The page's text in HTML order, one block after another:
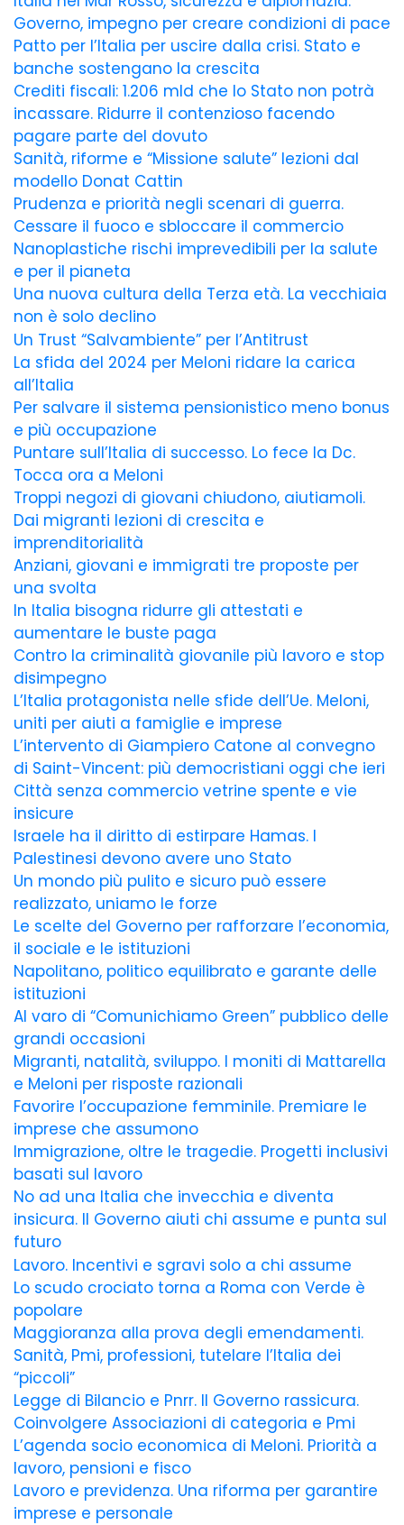
Governo, impegno per creare condizioni di pace
Patto per l’Italia per uscire dalla crisi. Stato e
banche sostengano la crescita
Crediti fiscali: 1.206 mld che lo Stato non potrà
incassare. Ridurre il contenzioso facendo
pagare parte del dovuto
Sanità, riforme e “Missione salute” lezioni dal
modello Donat Cattin
Prudenza e priorità negli scenari di guerra.
Cessare il fuoco e sbloccare il commercio
Nanoplastiche rischi imprevedibili per la salute
e per il pianeta
Una nuova cultura della Terza età. La vecchiaia
non è solo declino
Un Trust “Salvambiente” per l’Antitrust
La sfida del 2024 per Meloni ridare la carica
all’Italia
Per salvare il sistema pensionistico meno bonus
e più occupazione
Puntare sull’Italia di successo. Lo fece la Dc.
Tocca ora a Meloni
Troppi negozi di giovani chiudono, aiutiamoli.
Dai migranti lezioni di crescita e
imprenditorialità
Anziani, giovani e immigrati tre proposte per
una svolta
In Italia bisogna ridurre gli attestati e
aumentare le buste paga
Contro la criminalità giovanile più lavoro e stop
disimpegno
L’Italia protagonista nelle sfide dell’Ue. Meloni,
uniti per aiuti a famiglie e imprese
L’intervento di Giampiero Catone al convegno
di Saint-Vincent: più democristiani oggi che ieri
Città senza commercio vetrine spente e vie
insicure
Israele ha il diritto di estirpare Hamas. I
Palestinesi devono avere uno Stato
Un mondo più pulito e sicuro può essere
realizzato, uniamo le forze
Le scelte del Governo per rafforzare l’economia,
il sociale e le istituzioni
Napolitano, politico equilibrato e garante delle
istituzioni
Al varo di “Comunichiamo Green” pubblico delle
grandi occasioni
Migranti, natalità, sviluppo. I moniti di Mattarella
e Meloni per risposte razionali
Favorire l’occupazione femminile. Premiare le
imprese che assumono
Immigrazione, oltre le tragedie. Progetti inclusivi
basati sul lavoro
No ad una Italia che invecchia e diventa
insicura. Il Governo aiuti chi assume e punta sul
futuro
Lavoro. Incentivi e sgravi solo a chi assume
Lo scudo crociato torna a Roma con Verde è
popolare
Maggioranza alla prova degli emendamenti.
Sanità, Pmi, professioni, tutelare l’Italia dei
“piccoli”
Legge di Bilancio e Pnrr. Il Governo rassicura.
Coinvolgere Associazioni di categoria e Pmi
L’agenda socio economica di Meloni. Priorità a
lavoro, pensioni e fisco
Lavoro e previdenza. Una riforma per garantire
imprese e personale